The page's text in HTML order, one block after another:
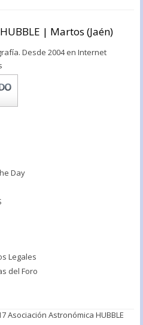
| Martos (Jaén)
Desde 2004 en Internet
Day
Legales
del Foro
Asociación Astronómica HUBBLE